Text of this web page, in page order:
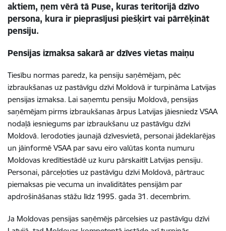
aktiem, ņem vērā tā Puse, kuras teritorijā dzīvo
persona, kura ir pieprasījusi piešķirt vai pārrēķināt
pensiju.
Pensijas izmaksa sakarā ar dzīves vietas maiņu
Tiesību normas paredz, ka pensiju saņēmējam, pēc
izbraukšanas uz pastāvīgu dzīvi Moldovā ir turpināma Latvijas
pensijas izmaksa. Lai saņemtu pensiju Moldovā, pensijas
saņēmējam pirms izbraukšanas ārpus Latvijas jāiesniedz VSAA
nodaļā iesniegums par izbraukšanu uz pastāvīgu dzīvi
Moldovā. Ierodoties jaunajā dzīvesvietā, personai jādeklarējas
un jāinformē VSAA par savu eiro valūtas konta numuru
Moldovas kredītiestādē uz kuru pārskaitīt Latvijas pensiju.
Personai, pārceļoties uz pastāvīgu dzīvi Moldovā, pārtrauc
piemaksas pie vecuma un invaliditātes pensijām par
apdrošināšanas stāžu līdz 1995. gada 31. decembrim.
Ja Moldovas pensijas saņēmējs pārcelsies uz pastāvīgu dzīvi